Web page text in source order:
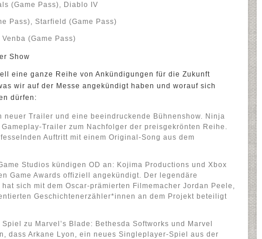
(Game Pass), Diablo IV
Pass), Starfield (Game Pass)
(Game Pass)
Show
eine ganze Reihe von Ankündigungen für die Zukunft
wir auf der Messe angekündigt haben und worauf sich
dürfen:
neuer Trailer und eine beeindruckende Bühnenshow. Ninja
Trailer zum Nachfolger der preisgekrönten Reihe.
Auftritt mit einem Original-Song aus dem
Studios kündigen OD an: Kojima Productions und Xbox
Game Awards offiziell angekündigt. Der legendäre
sich mit dem Oscar-prämierten Filmemacher Jordan Peele,
Geschichtenerzähler*innen an dem Projekt beteiligt
zu Marvel’s Blade: Bethesda Softworks und Marvel
dass Arkane Lyon, ein neues Singleplayer-Spiel aus der